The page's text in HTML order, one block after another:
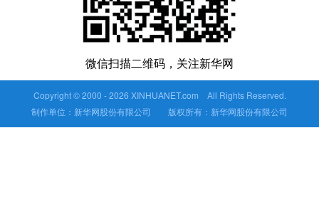
微信扫描二维码，关注新华网
Copyright © 2000 -2026 XINHUANET.com All Rights Reserved.
制作单位：新华网股份有限公司 版权所有：新华网股份有限公司